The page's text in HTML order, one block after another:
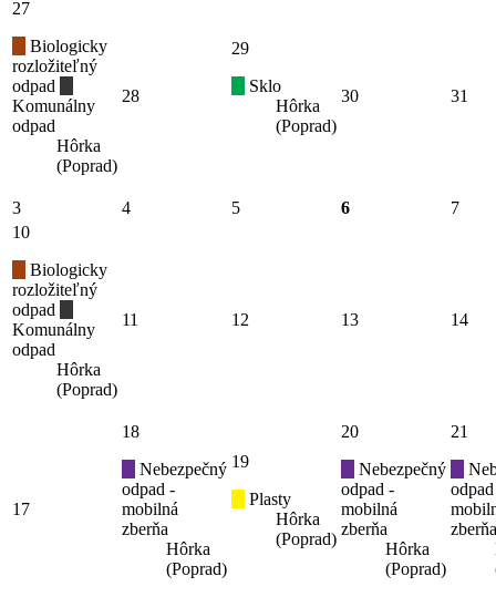
27
Biologicky
rozložiteľný
odpad
Komunálny
odpad
Hôrka
(Poprad)
28
29
Sklo
Hôrka
(Poprad)
30 31
3 4 5 6
7
10
Biologicky
rozložiteľný
odpad
Komunálny
odpad
Hôrka
(Poprad)
11 12 13 14
17
18
Nebezpečný
odpad -
mobilná
zberňa
Hôrka
(Poprad)
19
Plasty
Hôrka
(Poprad)
20
Nebezpečný
odpad -
mobilná
zberňa
Hôrka
(Poprad)
21
zberňa